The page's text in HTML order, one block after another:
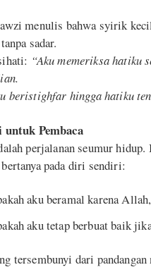
menulis bahwa syirik kecil
sadar.
“Aku memeriksa hatiku
beristighfar hingga hatiku
Pembaca
perjalanan seumur
pada diri sendiri:
aku beramal karena
aku tetap berbuat baik
tersembunyi dari